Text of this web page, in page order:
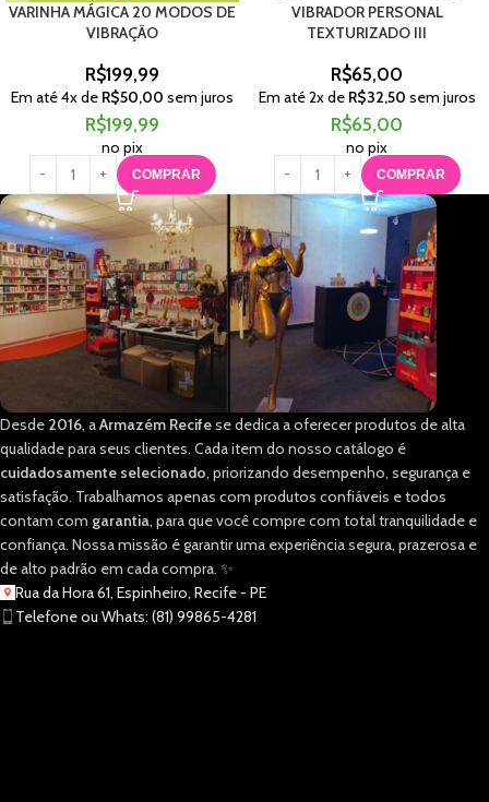
VARINHA MÁGICA 20 MODOS DE
VIBRAÇÃO
R$199,99
Em até4x de R$50,00 sem juros
R$199,99
no pix
COMPRAR
VIBRADOR PERSONAL
TEXTURIZADO III
R$65,00
Em até2x de R$32,50 sem juros
R$65,00
no pix
COMPRAR
Desde 2016, aArmazém Recifese dedica a oferecer produtos de alta
qualidade para seus clientes. Cada item do nosso catálogo é
cuidadosamente selecionado, priorizando desempenho, segurança e
satisfação. Trabalhamos apenas com produtos confiáveis e todos
contam com garantia, para que você compre com total tranquilidade e
confiança. Nossa missão é garantir uma experiência segura, prazerosa e
de alto padrão em cada compra. ✨
Rua da Hora 61, Espinheiro, Recife - PE
Telefone ou Whats: (81) 99865-4281